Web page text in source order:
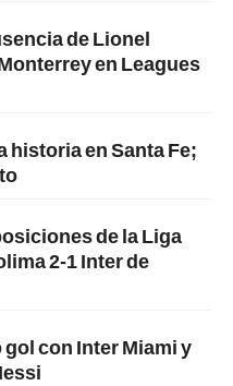
de Lionel
en Leagues
historia en Santa Fe;
de la Liga
2-1 Inter de
con Inter Miami y